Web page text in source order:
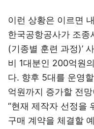
이런 상황은 이르면
한국공항공사가 조종
(기종별 훈련 과정)’
비 1대분인 200억원
다. 향후 5대를 운영
억원까지 증가할 전
“현재 제작자 선정을
구매 계약을 체결할